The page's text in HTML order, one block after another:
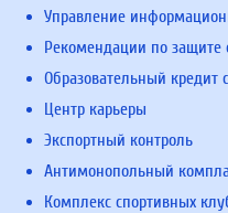
Управление
Рекомендации по защите
Образовательный кредит
Центр карьеры
Экспортный контроль
Антимонопольный
Комплекс спортивных